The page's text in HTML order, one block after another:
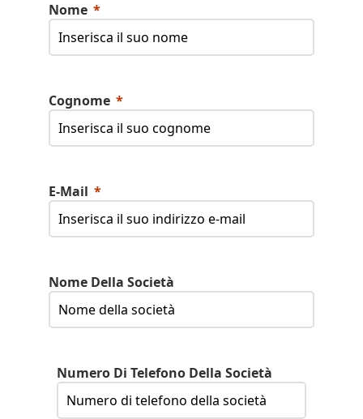
Nome
Cognome
E-Mail
Nome Della Società
Numero Di Telefono Della Società